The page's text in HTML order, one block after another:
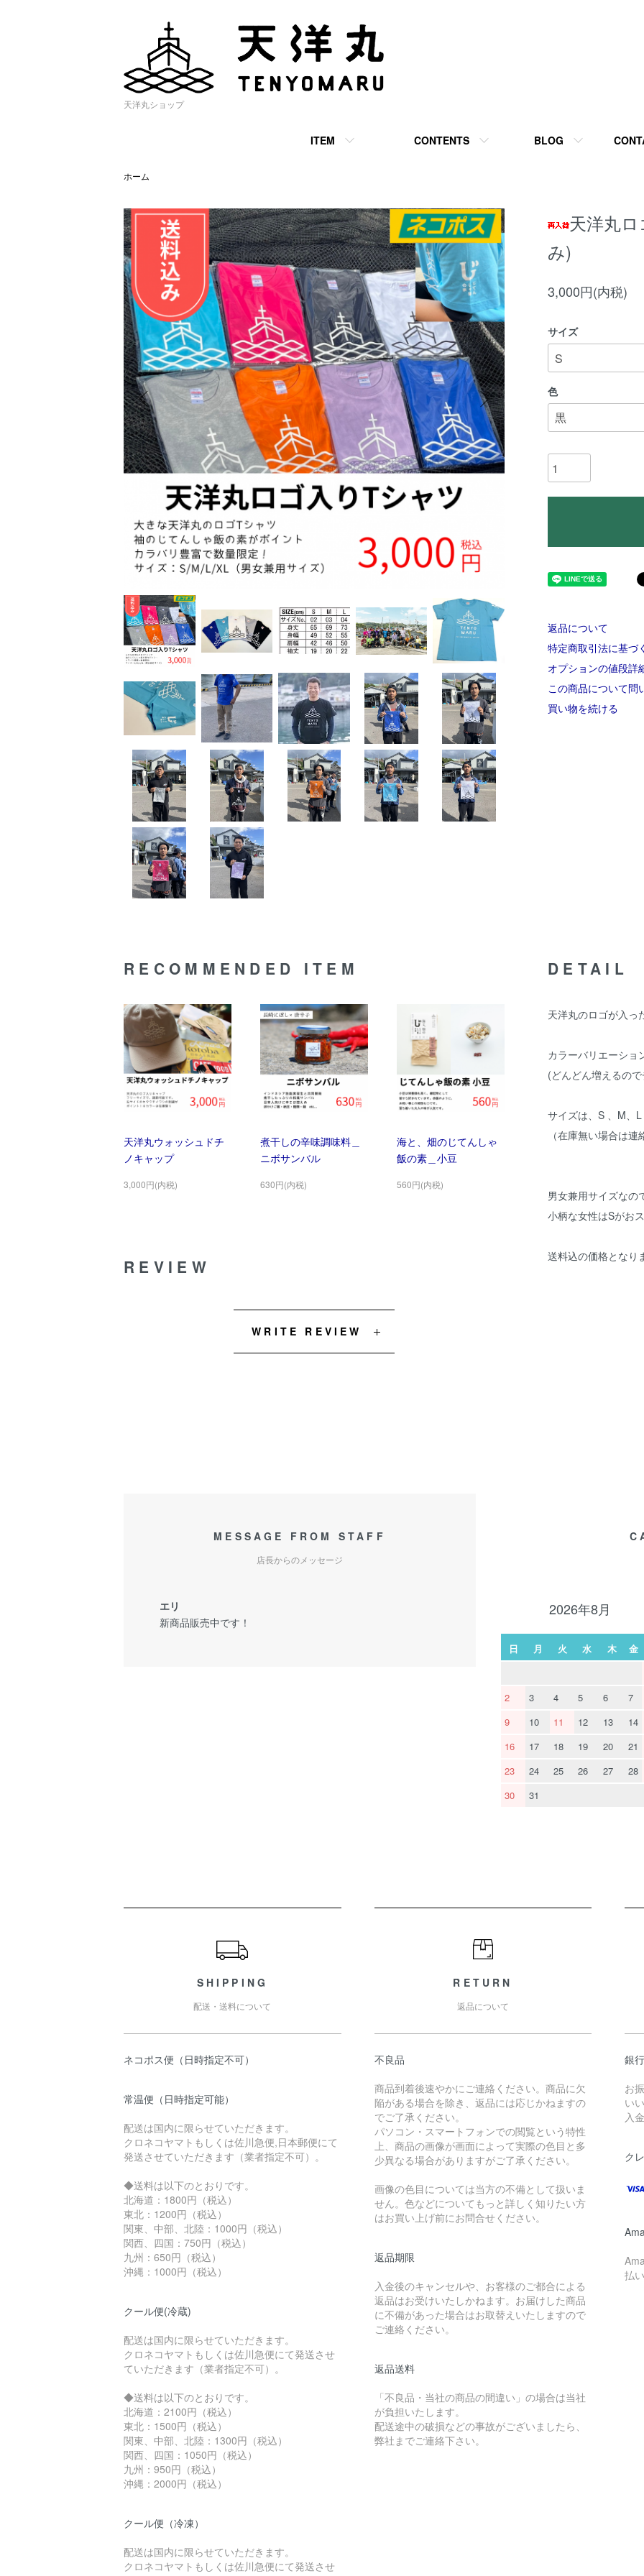
天洋丸ショップ
ITEM CONTENTS BLOG
ホーム
天洋丸
み)
3,000円(内税)
サイズ
色
返品について
特定商取引法に基づ
オプションの値段詳
この商品について問
買い物を続ける
DETAIL
天洋丸のロゴが入っ
カラーバリエーショ
(どんどん増えるので
サイズは、S 、M、L
（在庫無い場合は連
男女兼用サイズなの
小柄な女性はSがおス
送料込の価格となり
RECOMMENDED ITEM
天洋丸ウォッシュドチ
ノキャップ
3,000円(内税)
煮干しの辛味調味料＿
ニボサンバル
630円(内税)
海と、畑のじてんしゃ
飯の素＿小豆
560円(内税)
REVIEW
WRITE REVIEW
MESSAGE FROM STAFF
店長からのメッセージ
エリ
新商品販売中です！
2026年8月
日 月 火 水 木 金
2
3 4 5 6 7
9
10 11 12 13 14
16
17 18 19 20 21
23
24 25 26 27 28
30
31
SHIPPING
配送・送料について
ネコポス便（日時指定不可）
常温便（日時指定可能）
配送は国内に限らせていただきます。
クロネコヤマトもしくは佐川急便,日本郵便にて
発送させていただきます（業者指定不可）。
◆送料は以下のとおりです。
北海道：1800円（税込）
東北：1200円（税込）
関東、中部、北陸：1000円（税込）
関西、四国：750円（税込）
九州：650円（税込）
沖縄：1000円（税込）
クール便(冷蔵)
配送は国内に限らせていただきます。
クロネコヤマトもしくは佐川急便にて発送させ
ていただきます（業者指定不可）。
◆送料は以下のとおりです。
北海道：2100円（税込）
東北：1500円（税込）
関東、中部、北陸：1300円（税込）
関西、四国：1050円（税込）
九州：950円（税込）
沖縄：2000円（税込）
クール便（冷凍）
配送は国内に限らせていただきます。
クロネコヤマトもしくは佐川急便にて発送させ
RETURN
返品について
不良品
商品到着後速やかにご連絡ください。商品に欠
陥がある場合を除き、返品には応じかねますの
でご了承ください。
パソコン・スマートフォンでの閲覧という特性
上、商品の画像が画面によって実際の色目と多
少異なる場合がありますがご了承ください。
画像の色目については当方の不備として扱いま
せん。色などについてもっと詳しく知りたい方
はお買い上げ前にお問合せください。
返品期限
入金後のキャンセルや、お客様のご都合による
返品はお受けいたしかねます。お届けした商品
に不備があった場合はお取替えいたしますので
ご連絡ください。
返品送料
「不良品・当社の商品の間違い」の場合は当社
が負担いたします。
配送途中の破損などの事故がございましたら、
弊社までご連絡下さい。
銀
お
い
入
ク
払